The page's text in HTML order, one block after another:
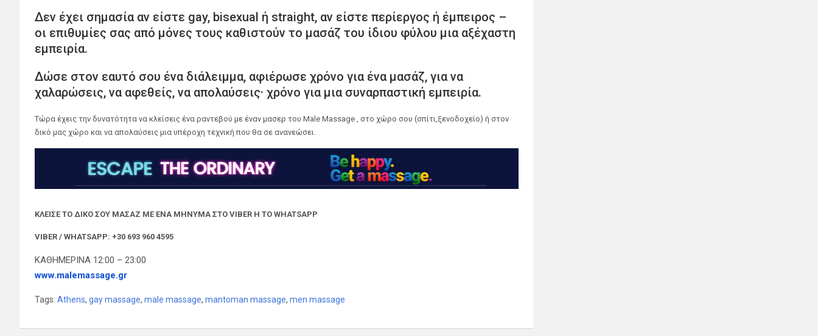
Δεν έχει σημασία αν είστε gay, bisexual ή straight, αν είστε περίεργος ή έμπειρος –
οι επιθυμίες σας από μόνες τους καθιστούν το μασάζ του ίδιου φύλου μια αξέχαστη
εμπειρία.
Δώσε στον εαυτό σου ένα διάλειμμα, αφιέρωσε χρόνο για ένα μασάζ, για να
χαλαρώσεις, να αφεθείς, να απολαύσεις· χρόνο για μια συναρπαστική εμπειρία.
Τώρα έχεις την δυνατότητα να κλείσεις ένα ραντεβού με έναν μασερ του Male Massage , στο χώρο σου (σπίτι,ξενοδοχείο) ή στον
δικό μας χώρο και να απολαύσεις μια υπέροχη τεχνική που θα σε ανανεώσει.
ΚΛΕΙΣΕ ΤΟ ΔΙΚΟ ΣΟΥ ΜΑΣΑΖ ΜΕ ΕΝΑ ΜΗΝΥΜΑ ΣΤΟ VIBER Η ΤΟ WHATSAPP
VIBER / WHATSAPP: +30 693 960 4595
ΚΑΘΗΜΕΡΙΝΑ 12:00 – 23:00
www.malemassage.gr
Tags: Athens, gay massage, male massage, mantoman massage, men massage